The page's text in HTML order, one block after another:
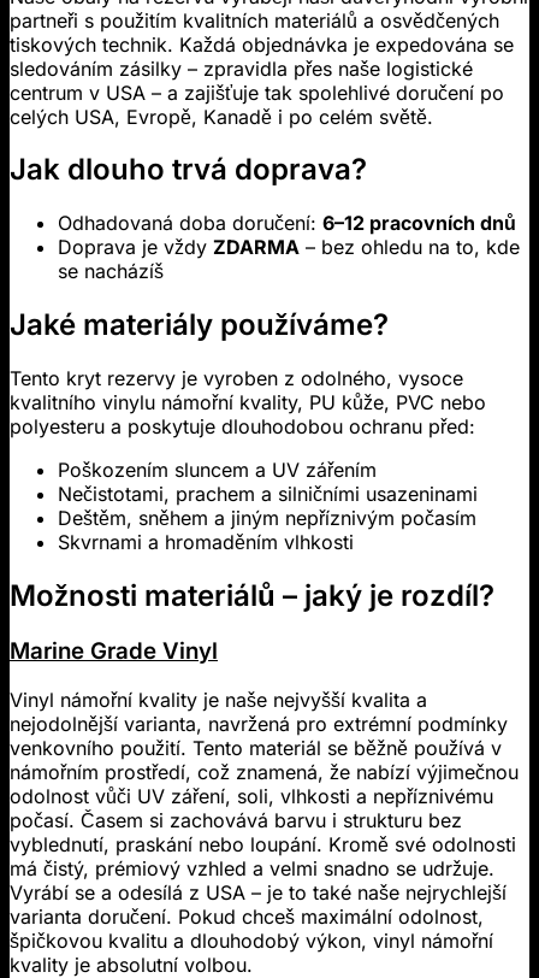
partneři s použitím kvalitních materiálů a osvědčených
tiskových technik. Každá objednávka je expedována se
sledováním zásilky – zpravidla přes naše logistické
centrum v USA – a zajišťuje tak spolehlivé doručení po
celých USA, Evropě, Kanadě i po celém světě.
Jak dlouho trvá doprava?
Odhadovaná doba doručení: 6–12 pracovních dnů
Doprava je vždy ZDARMA – bez ohledu na to, kde
se nacházíš
Jaké materiály používáme?
Tento kryt rezervy je vyroben z odolného, vysoce
kvalitního vinylu námořní kvality, PU kůže, PVC nebo
polyesteru a poskytuje dlouhodobou ochranu před:
Poškozením sluncem a UV zářením
Nečistotami, prachem a silničními usazeninami
Deštěm, sněhem a jiným nepříznivým počasím
Skvrnami a hromaděním vlhkosti
Možnosti materiálů – jaký je rozdíl?
Marine Grade Vinyl
Vinyl námořní kvality je naše nejvyšší kvalita a
nejodolnější varianta, navržená pro extrémní podmínky
venkovního použití. Tento materiál se běžně používá v
námořním prostředí, což znamená, že nabízí výjimečnou
odolnost vůči UV záření, soli, vlhkosti a nepříznivému
počasí. Časem si zachovává barvu i strukturu bez
vyblednutí, praskání nebo loupání. Kromě své odolnosti
má čistý, prémiový vzhled a velmi snadno se udržuje.
Vyrábí se a odesílá z USA – je to také naše nejrychlejší
varianta doručení. Pokud chceš maximální odolnost,
špičkovou kvalitu a dlouhodobý výkon, vinyl námořní
kvality je absolutní volbou.